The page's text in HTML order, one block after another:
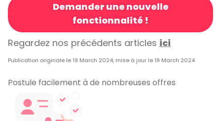
Demander une nouvelle
fonctionnalité !
Regardez nos précédents articles ici
Publication originale le 19 March 2024, mise à jour le 19 March 2024
Postule facilement à de nombreuses offres